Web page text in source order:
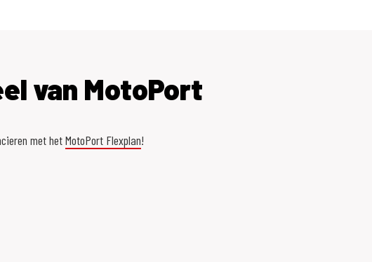
van MotoPort
met hetMotoPort Flexplan!